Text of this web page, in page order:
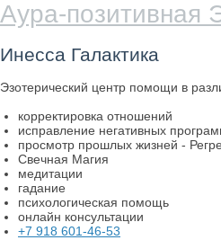
Аура-позитивная
Инесса Галактика
Эзотерический центр помощи в
корректировка отношений
исправление негативных
просмотр прошлых жизней -
Свечная Магия
медитации
гадание
психологическая помощь
онлайн консультации
+7 918 601-46-53